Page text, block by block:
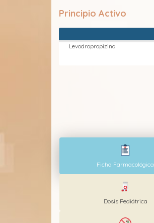
Principio Activo
Levodropropizina
Ficha Farmacológica
Dosis Pediátrica